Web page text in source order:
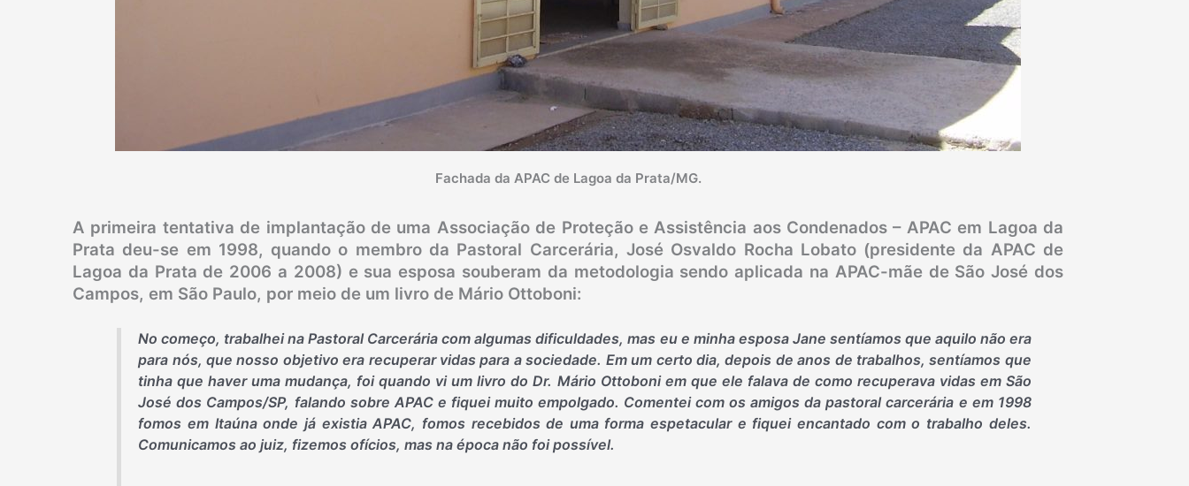
Fachada da APAC de Lagoa da Prata/MG.
A primeira tentativa de implantação de uma Associação de Proteção e Assistência aos Condenados – APAC em Lagoa da
Prata deu-se em 1998, quando o membro da Pastoral Carcerária, José Osvaldo Rocha Lobato (presidente da APAC de
Lagoa da Prata de 2006 a 2008) e sua esposa souberam da metodologia sendo aplicada na APAC-mãe de São José dos
Campos, em São Paulo, por meio de um livro de Mário Ottoboni:
No começo, trabalhei na Pastoral Carcerária com algumas dificuldades, mas eu e minha esposa Jane sentíamos que aquilo não era
para nós, que nosso objetivo era recuperar vidas para a sociedade. Em um certo dia, depois de anos de trabalhos, sentíamos que
tinha que haver uma mudança, foi quando vi um livro do Dr. Mário Ottoboni em que ele falava de como recuperava vidas em São
José dos Campos/SP, falando sobre APAC e fiquei muito empolgado. Comentei com os amigos da pastoral carcerária e em 1998
fomos em Itaúna onde já existia APAC, fomos recebidos de uma forma espetacular e fiquei encantado com o trabalho deles.
Comunicamos ao juiz, fizemos ofícios, mas na época não foi possível.